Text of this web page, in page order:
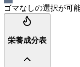
ゴマなしの選択が可
栄養成分表